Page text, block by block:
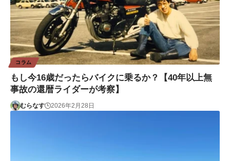
コラム
もし今16歳だったらバイクに乗るか？【40年以上無
事故の還暦ライダーが考察】
むらなす 2026年2月28日